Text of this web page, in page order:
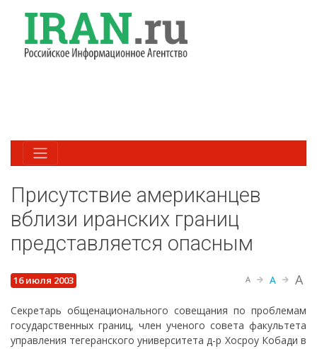
Присутствие американцев
вблизи иранских границ
представляется опасным
16 июля 2003 A A A
Секретарь общенационального совещания по проблемам
государственных границ, член ученого совета факультета
управления тегеранского университета д-р Хосроу Кобади в